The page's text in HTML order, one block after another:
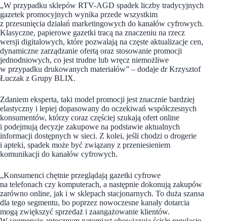
„W przypadku sklepów RTV-AGD spadek liczby tradycyjnych
gazetek promocyjnych wynika przede wszystkim
z przesunięcia działań marketingowych do kanałów cyfrowych.
Klasyczne, papierowe gazetki tracą na znaczeniu na rzecz
wersji digitalowych, które pozwalają na częste aktualizacje cen,
dynamiczne zarządzanie ofertą oraz stosowanie promocji
jednodniowych, co jest trudne lub wręcz niemożliwe
w przypadku drukowanych materiałów” – dodaje dr Krzysztof
Łuczak z Grupy BLIX.
Zdaniem eksperta, taki model promocji jest znacznie bardziej
elastyczny i lepiej dopasowany do oczekiwań współczesnych
konsumentów, którzy coraz częściej szukają ofert online
i podejmują decyzje zakupowe na podstawie aktualnych
informacji dostępnych w sieci. Z kolei, jeśli chodzi o drogerie
i apteki, spadek może być związany z przeniesieniem
komunikacji do kanałów cyfrowych.
„Konsumenci chętnie przeglądają gazetki cyfrowe
na telefonach czy komputerach, a następnie dokonują zakupów
zarówno online, jak i w sklepach stacjonarnych. To duża szansa
dla tego segmentu, bo poprzez nowoczesne kanały dotarcia
mogą zwiększyć sprzedaż i zaangażowanie klientów.